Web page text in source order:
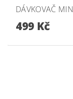
DÁVKOVAČ
499 Kč